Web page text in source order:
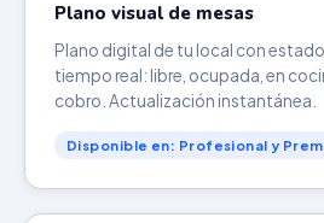
Plano visual de mesas
Plano digital de tu local con
tiempo real: libre, ocupada, en
cobro. Actualización instantánea.
Disponible en: Profesional y